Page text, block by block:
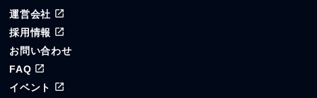
運営会社
採用情報
お問い合わせ
FAQ
イベント